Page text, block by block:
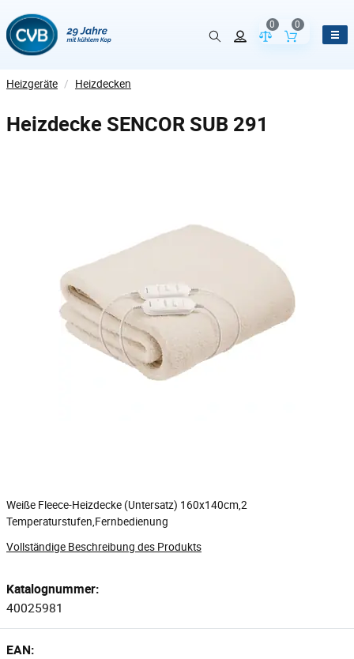
Vergleich der
0
Inhalt des
0
Heizgeräte / Heizdecken
Heizdecke SENCOR SUB 291
Weiße Fleece-Heizdecke (Untersatz) 160x140cm,2
Temperaturstufen,Fernbedienung
Vollständige Beschreibung des Produkts
Katalognummer:
40025981
EAN: